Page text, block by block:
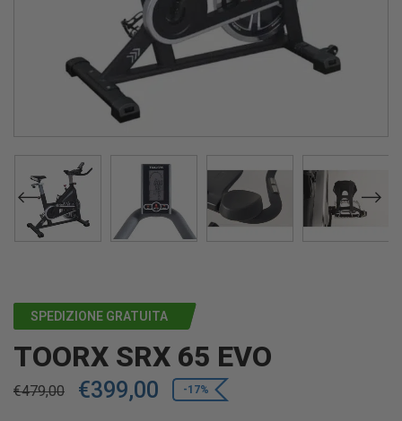
SPEDIZIONE GRATUITA
TOORX SRX 65 EVO
€479,00 €399,00 -17%